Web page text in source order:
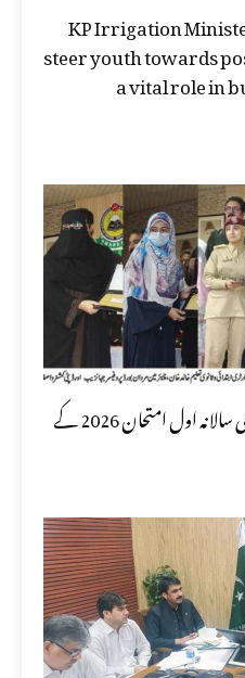
KP Irrigation
steer youth towards
a vital role in
تعلیمی بورڈ مردان نے ایس ایس سی سالانہ اول امتحان 2026 کے